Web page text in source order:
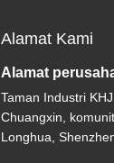
Alamat Kami
Alamat
Taman Industri
Chuangxin,
Longhua,